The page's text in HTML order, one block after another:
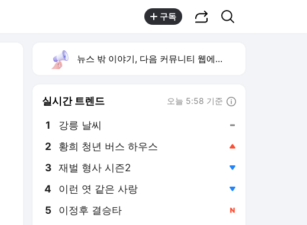
구독
뉴스 밖 이야기, 다음 커뮤니티 웹에서 보기
실시간 트렌드 오늘 5:58 기준
1 강릉 날씨
2 황희 청년 버스 하우스
4 이런 엿 같은 사랑
5 이정후 결승타